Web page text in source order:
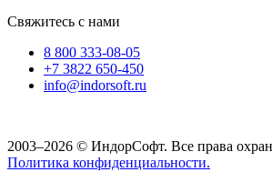
Свяжитесь с нами
8 800 333-08-05
+7 3822 650-450
info@indorsoft.ru
2003–2026 © ИндорСофт. Все права
Политика конфиденциальности.